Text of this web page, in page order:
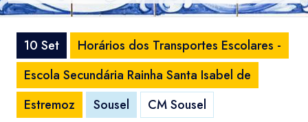
10 Set
Horários dos Transportes Escolares -
Escola Secundária Rainha Santa Isabel de
Estremoz
Sousel CM Sousel